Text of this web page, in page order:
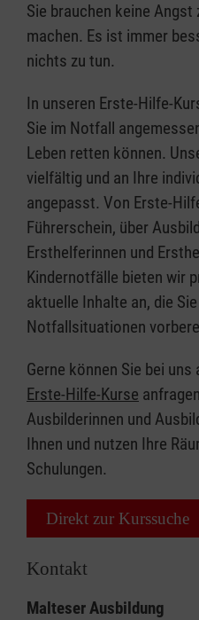
Sie brauchen keine
machen. Es ist immer
nichts zu tun.
In unseren Erste-Hilfe-
Sie im Notfall
Leben retten können.
vielfältig und an Ihre
angepasst. Von Erste-
Führerschein, über
Ersthelferinnen und
Kindernotfälle bieten wir
aktuelle Inhalte an, die
Notfallsituationen
Gerne können Sie bei uns
Erste-Hilfe-Kurse
Ausbilderinnen und
Ihnen und nutzen Ihre
Schulungen.
Direkt zur Kurssuche
Kontakt
Malteser Ausbildung